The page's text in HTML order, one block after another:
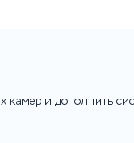
камер и дополнить